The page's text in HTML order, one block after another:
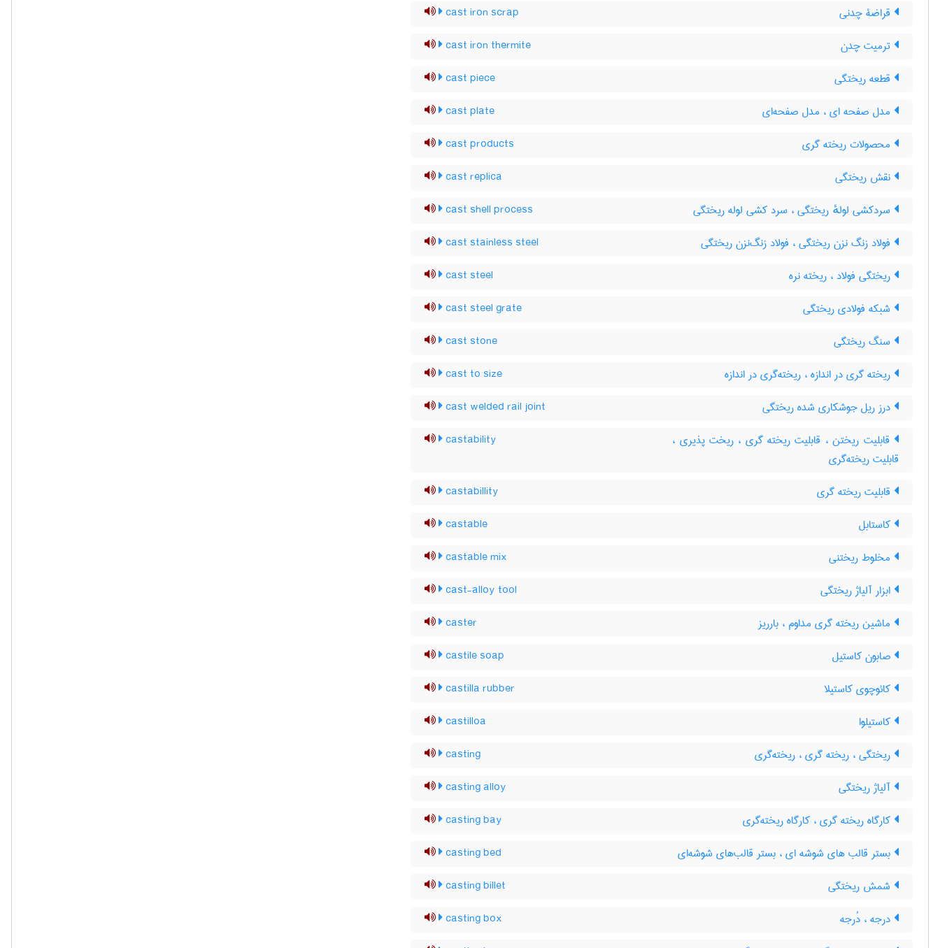
قراضۀ چدنی cast iron scrap
ترمیت چدن cast iron thermite
قطعه ریختگی cast piece
مدل صفحه ای ، مدل صفحه‌ای cast plate
محصولات ریخته گری cast products
نقش ریختگی cast replica
سردکشی لولهٔ ریختگی ، سرد کشی لوله ریختگی cast shell process
فولاد زنگ نزن ریختگی ، فولاد زنگ‌نزن ریختگی cast stainless steel
ریختگی فولاد ، ریخته نره cast steel
شبکه فولادی ریختگی cast steel grate
سنگ ریختگی cast stone
ریخته گری در اندازه ، ریخته‌گری در اندازه cast to size
درز ریل جوشکاری شده ریختگی cast welded rail joint
قابلیت ریختن ، قابلیت ریخته گری ، ریخت پذیری ،
قابلیت ریخته‌گری
castability
قابلیت ریخته گری castabillity
کاستابل castable
مخلوط ریختنی castable mix
ابزار آلیاژ ریختگی cast-alloy tool
ماشین ریخته گری مداوم ، بارریز caster
صابون کاستیل castile soap
کائوچوی کاستیلا castilla rubber
کاستیلوا castilloa
ریختگی ، ریخته گری ، ریخته‌گری casting
آلیاژ ریختگی casting alloy
کارگاه ریخته گری ، کارگاه ریخته‌گری casting bay
بستر قالب های شوشه ای ، بستر قالب‌های شوشه‌ای casting bed
شمش ریختگی casting billet
درجه ، دُرجه casting box